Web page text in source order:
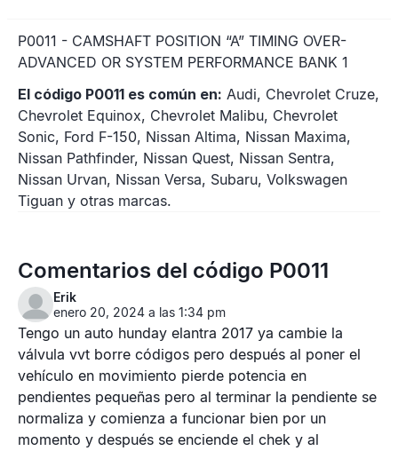
P0011 - CAMSHAFT POSITION “A” TIMING OVER-
ADVANCED OR SYSTEM PERFORMANCE BANK 1
El código P0011 es común en: Audi, Chevrolet Cruze,
Chevrolet Equinox, Chevrolet Malibu, Chevrolet
Sonic, Ford F-150, Nissan Altima, Nissan Maxima,
Nissan Pathfinder, Nissan Quest, Nissan Sentra,
Nissan Urvan, Nissan Versa, Subaru, Volkswagen
Tiguan y otras marcas.
Comentarios del código P0011
Erik
enero 20, 2024 a las 1:34 pm
Tengo un auto hunday elantra 2017 ya cambie la
válvula vvt borre códigos pero después al poner el
vehículo en movimiento pierde potencia en
pendientes pequeñas pero al terminar la pendiente se
normaliza y comienza a funcionar bien por un
momento y después se enciende el chek y al